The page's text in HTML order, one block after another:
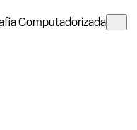
Computadorizada